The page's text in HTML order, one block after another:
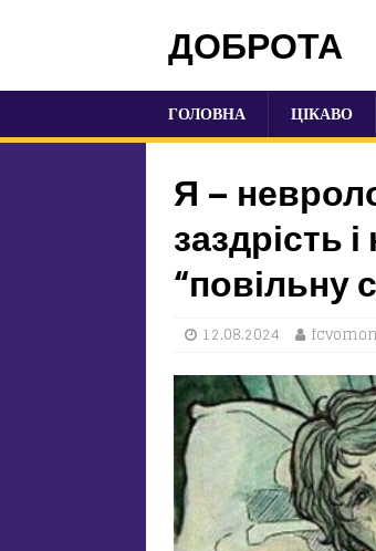
ДОБРОТА
ГОЛОВНА ЦІКАВО
Я –
заздрість
“повільну
12.08.2024